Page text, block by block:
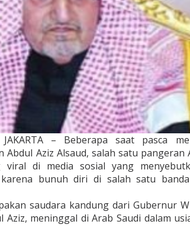
JAKARTA – Beberapa saat pasca
Aziz Alsaud, salah satu pangeran
viral di media sosial yang
bunuh diri di salah satu
saudara kandung dari Gubernur
Aziz, meninggal di Arab Saudi dalam